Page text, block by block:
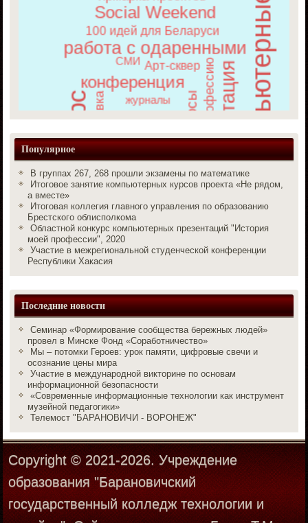
Популярное
В группах 267, 268 прошли экзамены по математике
Итоговое занятие компьютерных курсов проекта «Не рядом,
а вместе»
Итоговая коллегия главного управления по образованию
Брестского облисполкома
Областной конкурс компьютерных презентаций "История
моей профессии", 2020
Участие в межрегиональной студенческой конференции
Республики Хакасия
Последние новости
Семинар «Формирование сообщества бережных людей»
провел в Минске Фонд «Соработничество»
Мы – потомки Героев: урок памяти, цифровые свечи и
осознание цены мира
Участие в международной викторине по основам
информационной безопасности
«Современные информационные технологии как инструмент
музейной педагогики»
Телемост "БАРАНОВИЧИ - ВОРОНЕЖ"
Copyright © 2021-2026. Учреждение
образования "Барановичский
государственный колледж технологии и